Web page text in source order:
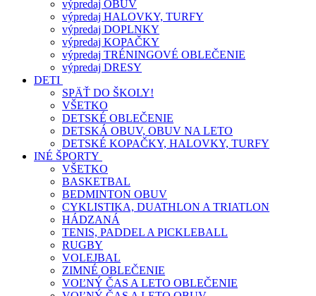
výpredaj OBUV
výpredaj HALOVKY, TURFY
výpredaj DOPLNKY
výpredaj KOPAČKY
výpredaj TRÉNINGOVÉ OBLEČENIE
výpredaj DRESY
DETI
SPÄŤ DO ŠKOLY!
VŠETKO
DETSKÉ OBLEČENIE
DETSKÁ OBUV, OBUV NA LETO
DETSKÉ KOPAČKY, HALOVKY, TURFY
INÉ ŠPORTY
VŠETKO
BASKETBAL
BEDMINTON OBUV
CYKLISTIKA, DUATHLON A TRIATLON
HÁDZANÁ
TENIS, PADDEL A PICKLEBALL
RUGBY
VOLEJBAL
ZIMNÉ OBLEČENIE
VOĽNÝ ČAS A LETO OBLEČENIE